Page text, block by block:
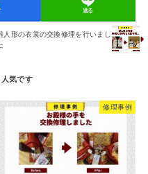
送る
人形の衣裳の交換修理を行いまし
修理事例